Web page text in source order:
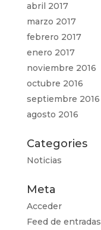
abril 2017
marzo 2017
febrero 2017
enero 2017
noviembre 2016
octubre 2016
septiembre 2016
agosto 2016
Categories
Noticias
Meta
Acceder
Feed de entradas